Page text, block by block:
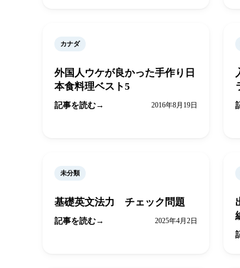
カナダ
外国人ウケが良かった手作り日
本食料理ベスト5
記事を読む 2016年8月19日
未分類
基礎英文法力 チェック問題
記事を読む 2025年4月2日